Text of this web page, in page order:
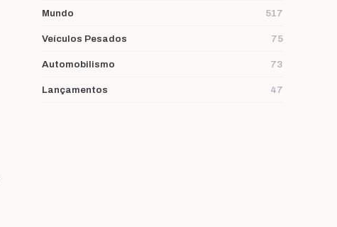
Mundo 517
Veículos Pesados 75
Automobilismo 73
Lançamentos 47